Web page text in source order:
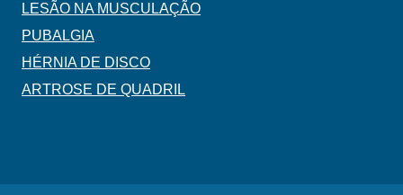
LESÃO NA MUSCULAÇÃO
PUBALGIA
HÉRNIA DE DISCO
ARTROSE DE QUADRIL